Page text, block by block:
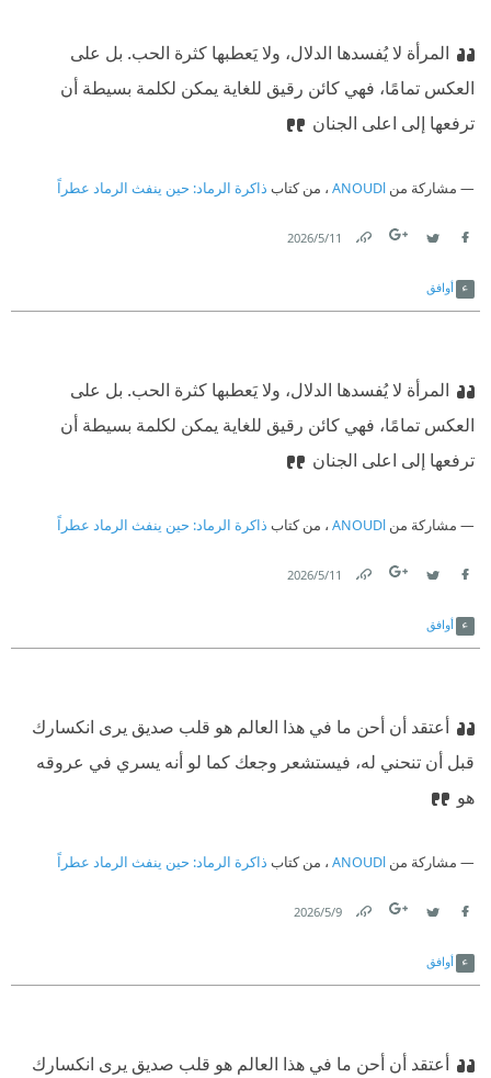
‏المرأة لا يُفسدها الدلال، ولا يَعطبها كثرة الحب. بل على
العكس تمامًا، فهي كائن رقيق للغاية يمكن لكلمة بسيطة أن
ترفعها إلى اعلى الجنان
مشاركة من ANOUDl ، من كتاب ذاكرة الرماد: حين ينفث الرماد عطراً
11‏/5‏/2026
أوافق
‏المرأة لا يُفسدها الدلال، ولا يَعطبها كثرة الحب. بل على
العكس تمامًا، فهي كائن رقيق للغاية يمكن لكلمة بسيطة أن
ترفعها إلى اعلى الجنان
مشاركة من ANOUDl ، من كتاب ذاكرة الرماد: حين ينفث الرماد عطراً
11‏/5‏/2026
أوافق
أعتقد أن أحن ما في هذا العالم هو قلب صديق يرى انكسارك
قبل أن تنحني له، فيستشعر وجعك كما لو أنه يسري في عروقه
هو
مشاركة من ANOUDl ، من كتاب ذاكرة الرماد: حين ينفث الرماد عطراً
9‏/5‏/2026
أوافق
أعتقد أن أحن ما في هذا العالم هو قلب صديق يرى انكسارك